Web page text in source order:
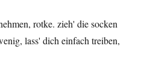
rotke. zieh' die socken
lass' dich einfach treiben,